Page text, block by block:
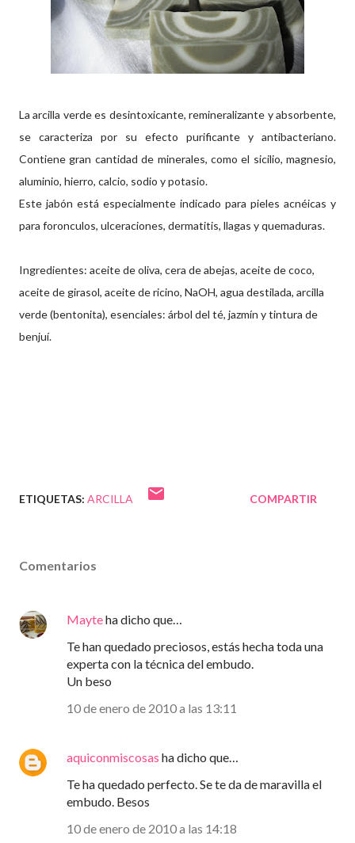
La arcilla verde es desintoxicante, remineralizante y absorbente,
se caracteriza por su efecto purificante y antibacteriano.
Contiene gran cantidad de minerales, como el sicilio, magnesio,
aluminio, hierro, calcio, sodio y potasio.
Este jabón está especialmente indicado para pieles acnéicas y
para foronculos, ulceraciones, dermatitis, llagas y quemaduras.
Ingredientes: aceite de oliva, cera de abejas, aceite de coco,
aceite de girasol, aceite de ricino, NaOH, agua destilada, arcilla
verde (bentonita), esenciales: árbol del té, jazmín y tintura de
benjuí.
ETIQUETAS: ARCILLA COMPARTIR
Comentarios
Mayteha dicho que…
Te han quedado preciosos, estás hecha toda una
experta con la técnica del embudo.
Un beso
10 de enero de 2010 a las 13:11
aquiconmiscosas ha dicho que…
Te ha quedado perfecto. Se te da de maravilla el
embudo. Besos
10 de enero de 2010 a las 14:18